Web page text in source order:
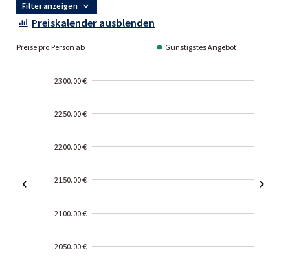
Filter anzeigen
Preiskalender ausblenden
Preise pro Person ab Günstigstes Angebot
2300.00 €
2250.00 €
2200.00 €
2150.00 €
2100.00 €
2050.00 €